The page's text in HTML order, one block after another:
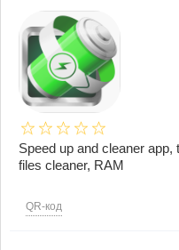
Speed ​​up and cleaner
files cleaner, RAM
QR-код